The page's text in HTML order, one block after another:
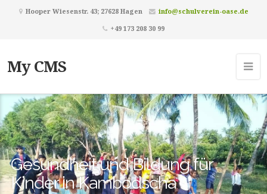
Hooper Wiesenstr. 43; 27628 Hagen
info@schulverein-oase.de
+49 173 208 30 99
My CMS
Gesundheit und Bildung für
Kinder in Kambodscha